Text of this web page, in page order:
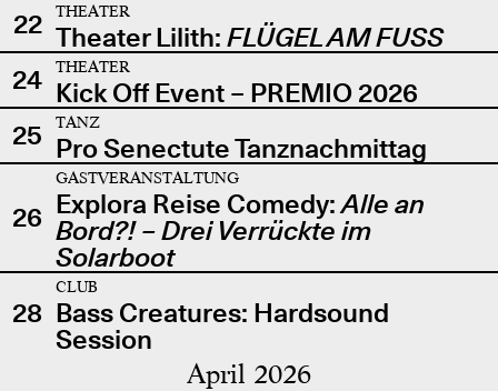
22
THEATER
Theater Lilith: FLÜGEL AM FUSS
24
THEATER
Kick Off Event – PREMIO 2026
25
TANZ
Pro Senectute Tanznachmittag
26
GASTVERANSTALTUNG
Explora Reise Comedy:Alle an
Bord?! – Drei Verrückte im
Solarboot
28
CLUB
Bass Creatures: Hardsound
Session
April 2026